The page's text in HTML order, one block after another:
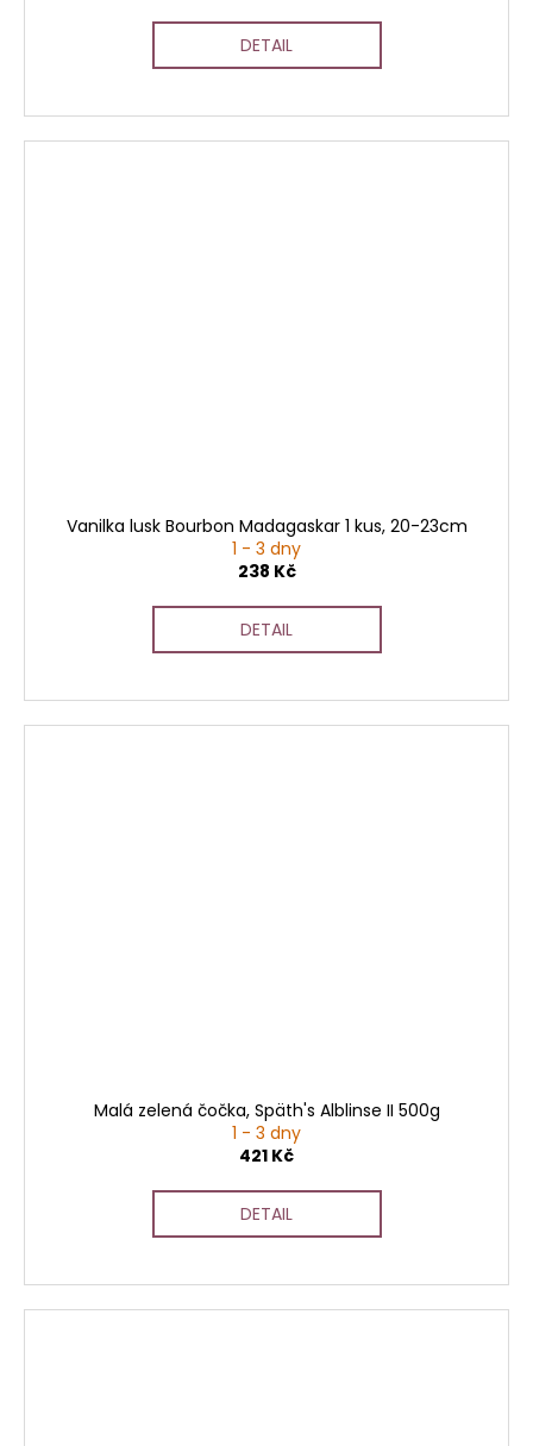
DETAIL
Vanilka lusk Bourbon Madagaskar 1 kus, 20-23cm
1 - 3 dny
238 Kč
DETAIL
Malá zelená čočka, Späth's Alblinse II 500g
1 - 3 dny
421 Kč
DETAIL